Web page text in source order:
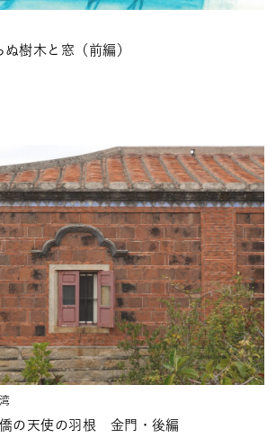
樹木と窓（前編）
の天使の羽根 金門・後編